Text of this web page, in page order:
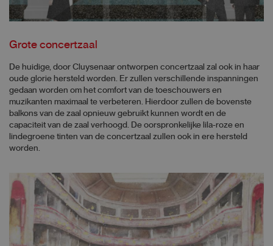
Grote concertzaal
De huidige, door Cluysenaar ontworpen concertzaal zal ook in haar
oude glorie hersteld worden. Er zullen verschillende inspanningen
gedaan worden om het comfort van de toeschouwers en
muzikanten maximaal te verbeteren. Hierdoor zullen de bovenste
balkons van de zaal opnieuw gebruikt kunnen wordt en de
capaciteit van de zaal verhoogd. De oorspronkelijke lila-roze en
lindegroene tinten van de concertzaal zullen ook in ere hersteld
worden.